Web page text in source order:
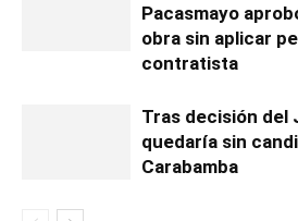
Pacasmayo
obra sin aplicar
contratista
Tras decisión del
quedaría sin
Carabamba